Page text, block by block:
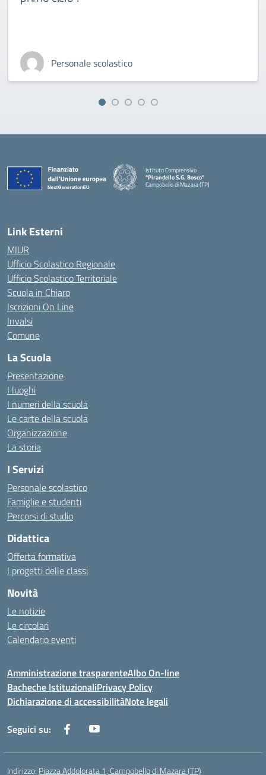
Personale scolastico
Istituto Comprensivo
"Pirandello S.G. Bosco"
Campobello di Mazara (TP)
— Visita la pagina iniziale della scuola
Link Esterni
MIUR
Ufficio Scolastico Regionale
Ufficio Scolastico Territoriale
Scuola in Chiaro
Iscrizioni On Line
Invalsi
Comune
La Scuola
Presentazione
I luoghi
I numeri della scuola
Le carte della scuola
Organizzazione
La storia
I Servizi
Personale scolastico
Famiglie e studenti
Percorsi di studio
Didattica
Offerta formativa
I progetti delle classi
Novità
Le notizie
Le circolari
Calendario eventi
Amministrazione trasparenteAlbo On-line
Bacheche IstituzionaliPrivacy Policy
Dichiarazione di accessibilitàNote legali
Seguici su:
Indirizzo: Piazza Addolorata 1, Campobello di Mazara (TP)